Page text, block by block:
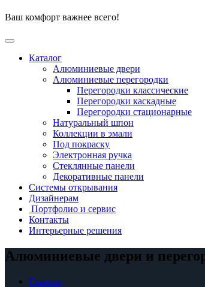
Перейти
содержимому
Ваш комфорт важнее всего!
Каталог
Алюминиевые двери
Алюминиевые перегородки
Перегородки классические
Перегородки каскадные
Перегородки стационарные
Натуральный шпон
Коллекции в эмали
Под покраску
Электронная ручка
Стеклянные панели
Декоративные панели
Системы открывания
Дизайнерам
Портфолио и сервис
Контакты
Интерьерные решения
Алюминиевые двери и
Главная